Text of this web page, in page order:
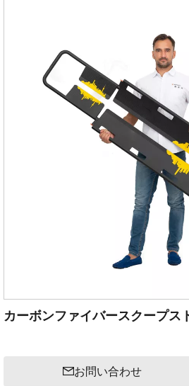
カーボンファイバースクープス
お問い合わせ